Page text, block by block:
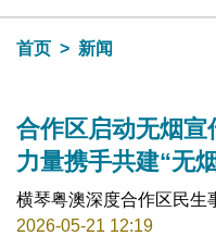
目录
首页
新闻
合作区启动无烟
力量携手共建“无
横琴粤澳深度合作区民生
2026-05-21 12:19